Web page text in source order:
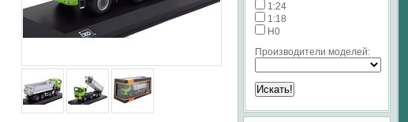
1:24
1:18
H0
Производители моделей: